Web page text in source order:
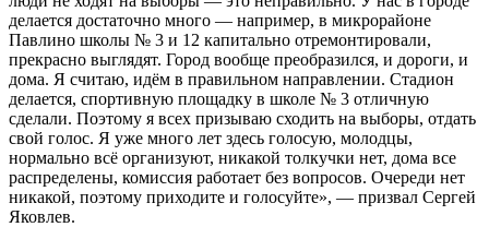
делается достаточно много — например, в микрорайоне
Павлино школы № 3 и 12 капитально отремонтировали,
прекрасно выглядят. Город вообще преобразился, и дороги, и
дома. Я считаю, идём в правильном направлении. Стадион
делается, спортивную площадку в школе № 3 отличную
сделали. Поэтому я всех призываю сходить на выборы, отдать
свой голос. Я уже много лет здесь голосую, молодцы,
нормально всё организуют, никакой толкучки нет, дома все
распределены, комиссия работает без вопросов. Очереди нет
никакой, поэтому приходите и голосуйте», — призвал Сергей
Яковлев.